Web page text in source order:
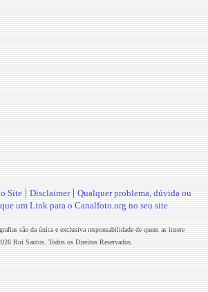
Site | Disclaimer| Qualquer problema, dúvida ou
um Link para o Canalfoto.org no seu site
são da única e exclusiva responsabilidade de quem as insere
Rui Santos. Todos os Direitos Reservados.